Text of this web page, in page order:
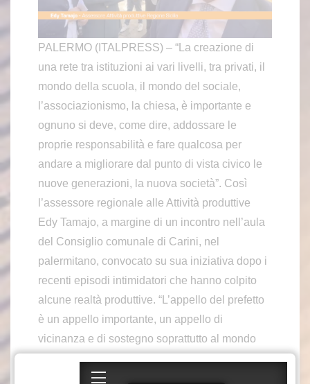
PALERMO (ITALPRESS) – “La creazione di
una rete tra istituzioni ai vari livelli, tra privati, il
mondo della scuola, il mondo del sociale,
l’associazionismo, la chiesa, è importante e
ognuno si deve, come dire, addossare le
proprie responsabilità e fare qualcosa per
andare a migliorare dal punto di vista civico le
nuove generazioni, la nuova società”. Così
l’assessore regionale alle Attività produttive
Edy Tamajo, a margine di un incontro nell’aula
del Consiglio comunale di Carini, nel
palermitano, convocato su sua iniziativa dopo i
recenti episodi intimidatori che hanno colpito
alcune realtà produttive. “L’appello del prefetto
è un appello importante, un appello di
vicinanza e di sostegno soprattutto al mondo
– aggiunge -. Ho evidenziato che la politica